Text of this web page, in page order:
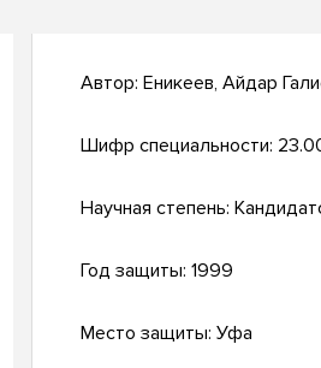
Автор: Еникеев, Айдар
Шифр специальности:
Научная степень:
Год защиты: 1999
Место защиты: Уфа